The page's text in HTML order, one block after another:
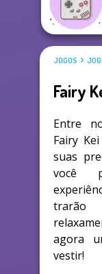
JOGOS
Fairy
Entre
Fairy
suas
você
trarão
agora
vestir!